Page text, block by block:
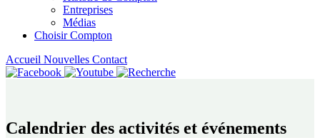
Entreprises
Médias
Choisir Compton
Accueil Nouvelles Contact
Calendrier des activités et événements